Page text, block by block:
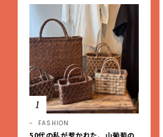
1
FASHION
50代の私が惹かれた、山葡萄の